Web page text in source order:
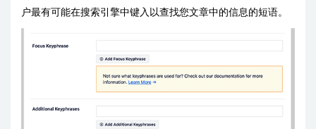
户最有可能在搜索引擎中键入以查找您文章中的信息的短语。